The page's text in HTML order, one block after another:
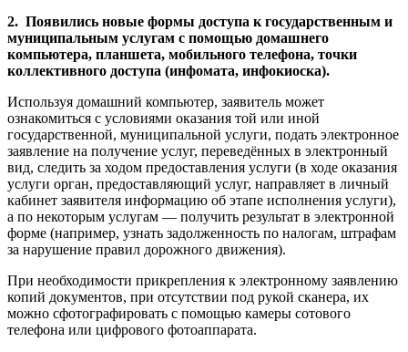
2. Появились новые формы доступа к государственным и
муниципальным услугам с помощью домашнего
компьютера, планшета, мобильного телефона, точки
коллективного доступа (инфомата, инфокиоска).
Используя домашний компьютер, заявитель может
ознакомиться с условиями оказания той или иной
государственной, муниципальной услуги, подать электронное
заявление на получение услуг, переведённых в электронный
вид, следить за ходом предоставления услуги (в ходе оказания
услуги орган, предоставляющий услуг, направляет в личный
кабинет заявителя информацию об этапе исполнения услуги),
а по некоторым услугам — получить результат в электронной
форме (например, узнать задолженность по налогам, штрафам
за нарушение правил дорожного движения).
При необходимости прикрепления к электронному заявлению
копий документов, при отсутствии под рукой сканера, их
можно сфотографировать с помощью камеры сотового
телефона или цифрового фотоаппарата.